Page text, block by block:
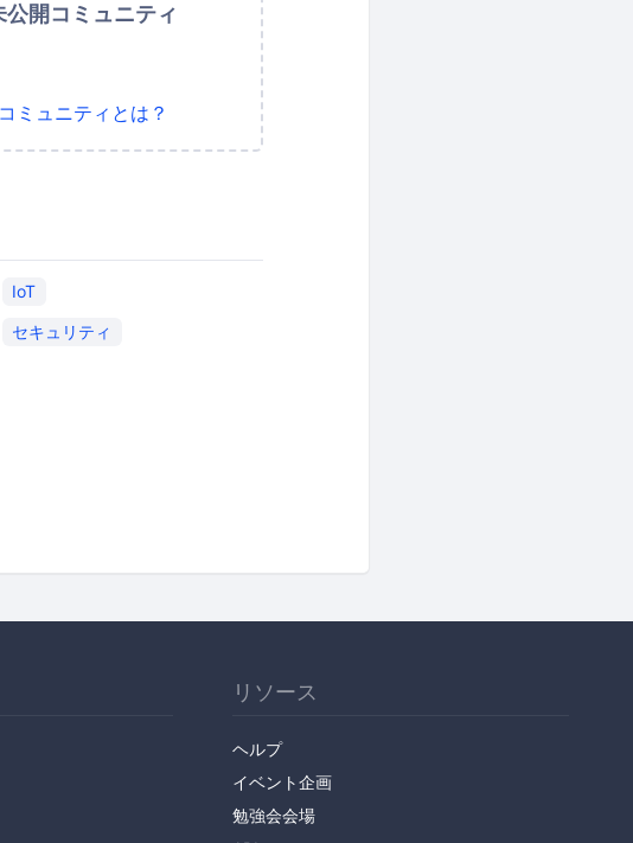
公開コミュニティ
ミュニティとは？
IoT
セキュリティ
リソース
ヘルプ
イベント企画
勉強会会場